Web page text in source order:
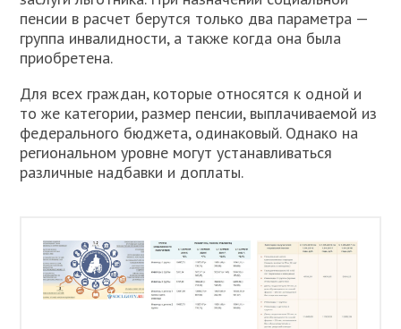
пенсии в расчет берутся только два параметра —
группа инвалидности, а также когда она была
приобретена.
Для всех граждан, которые относятся к одной и
то же категории, размер пенсии, выплачиваемой из
федерального бюджета, одинаковый. Однако на
региональном уровне могут устанавливаться
различные надбавки и доплаты.